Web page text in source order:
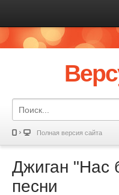
Полная версия сайта
Джиган "Нас
песни